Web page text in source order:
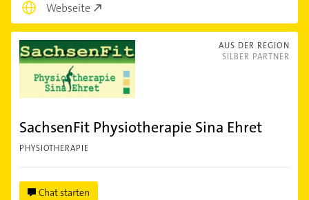
Webseite
AUS DER REGION
SILBER PARTNER
SachsenFit Physiotherapie Sina Ehret
PHYSIOTHERAPIE
Chat starten